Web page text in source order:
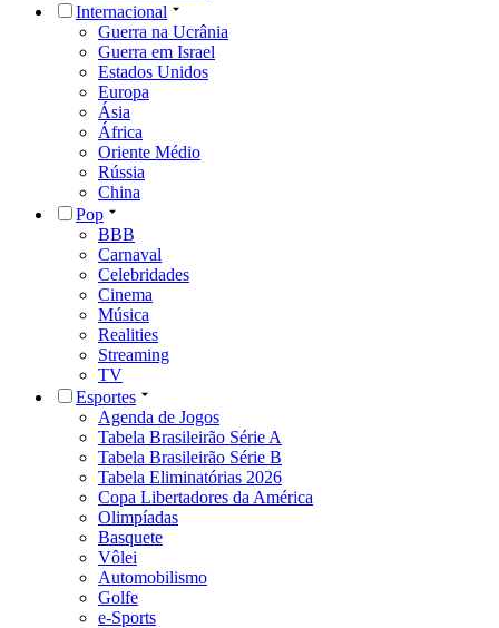
Internacional
Guerra na Ucrânia
Guerra em Israel
Estados Unidos
Europa
Ásia
África
Oriente Médio
Rússia
China
Pop
BBB
Carnaval
Celebridades
Cinema
Música
Realities
Streaming
TV
Esportes
Agenda de Jogos
Tabela Brasileirão Série A
Tabela Brasileirão Série B
Tabela Eliminatórias 2026
Copa Libertadores da América
Olimpíadas
Basquete
Vôlei
Automobilismo
Golfe
e-Sports